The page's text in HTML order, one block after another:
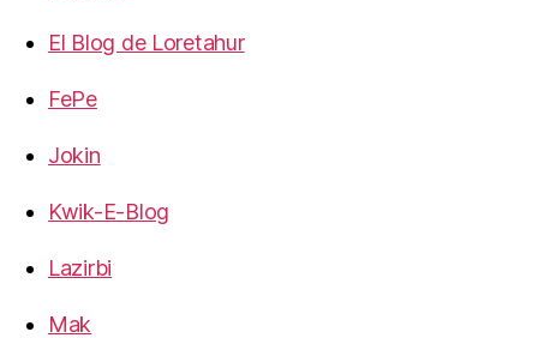
El Blog de Loretahur
FePe
Jokin
Kwik-E-Blog
Lazirbi
Mak